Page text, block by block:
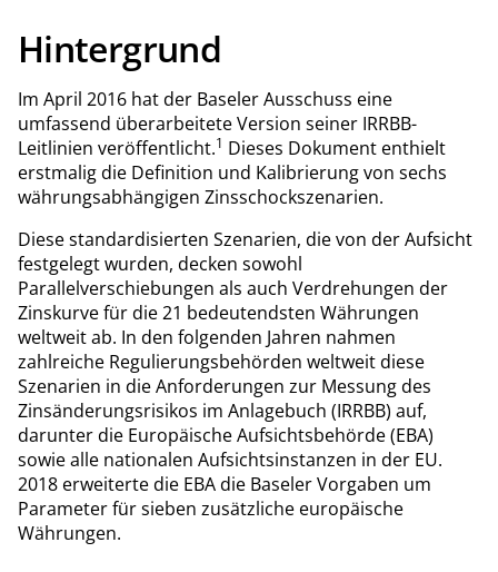
Hintergrund
Im April 2016 hat der Baseler Ausschuss eine
umfassend überarbeitete Version seiner IRRBB-
Leitlinien veröffentlicht.1 Dieses Dokument enthielt
erstmalig die Definition und Kalibrierung von sechs
währungsabhängigen Zinsschockszenarien.
Diese standardisierten Szenarien, die von der Aufsicht
festgelegt wurden, decken sowohl
Parallelverschiebungen als auch Verdrehungen der
Zinskurve für die 21 bedeutendsten Währungen
weltweit ab. In den folgenden Jahren nahmen
zahlreiche Regulierungsbehörden weltweit diese
Szenarien in die Anforderungen zur Messung des
Zinsänderungsrisikos im Anlagebuch (IRRBB) auf,
darunter die Europäische Aufsichtsbehörde (EBA)
sowie alle nationalen Aufsichtsinstanzen in der EU.
2018 erweiterte die EBA die Baseler Vorgaben um
Parameter für sieben zusätzliche europäische
Währungen.